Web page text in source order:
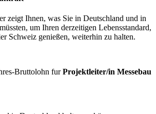
zeigt Ihnen, was Sie in Deutschland und in
um Ihren derzeitigen Lebensstandard,
Schweiz genießen, weiterhin zu halten.
Bruttolohn furProjektleiter/in Messebau